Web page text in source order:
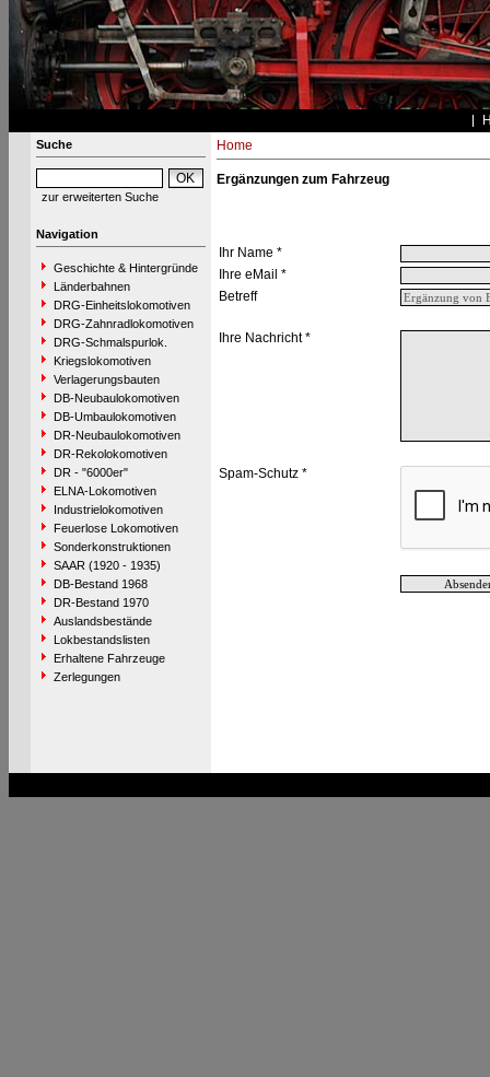
Suche
zur erweiterten Suche
Navigation
Geschichte & Hintergründe
Länderbahnen
DRG-Einheitslokomotiven
DRG-Zahnradlokomotiven
DRG-Schmalspurlok.
Kriegslokomotiven
Verlagerungsbauten
DB-Neubaulokomotiven
DB-Umbaulokomotiven
DR-Neubaulokomotiven
DR-Rekolokomotiven
DR - "6000er"
ELNA-Lokomotiven
Industrielokomotiven
Feuerlose Lokomotiven
Sonderkonstruktionen
SAAR (1920 - 1935)
DB-Bestand 1968
DR-Bestand 1970
Auslandsbestände
Lokbestandslisten
Erhaltene Fahrzeuge
Zerlegungen
Home
Ergänzungen zum Fahrzeug
Ihr Name *
Ihre eMail *
Betreff
Ihre Nachricht *
Spam-Schutz *